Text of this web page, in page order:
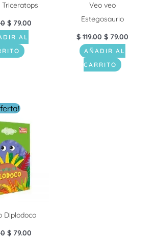
$ 79.00
AL
Veo veo
Estegosaurio
$119.00 $ 79.00
AÑADIR AL
CARRITO
Diplodoco
El
precio
original
era:
$ 119.00.
$ 79.00